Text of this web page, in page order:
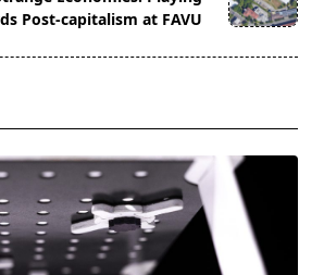
Post-capitalism at FAVU